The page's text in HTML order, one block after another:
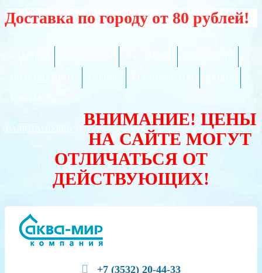
Доставка по городу от 80 рублей!
ВАЛЮТА:
ВНИМАНИЕ! ЦЕНЫ
НА САЙТЕ МОГУТ
ОТЛИЧАТЬСЯ ОТ
ДЕЙСТВУЮЩИХ!
+7 (3532) 20-44-33